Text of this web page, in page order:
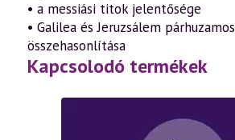
• a messiási titok jelentősége
• Galilea és Jeruzsálem párhuzamos
összehasonlítása
Kapcsolodó termékek